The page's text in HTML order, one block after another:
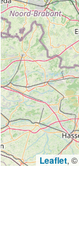
Leaflet, ©